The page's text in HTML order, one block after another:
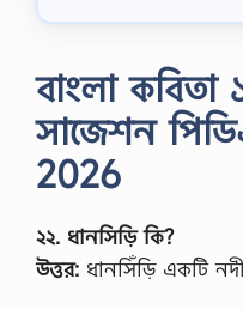
বাংলা কবিতা
সাজেশন
2026
২২. ধানসিড়ি কি?
উত্তর: ধানসিঁড়ি একটি